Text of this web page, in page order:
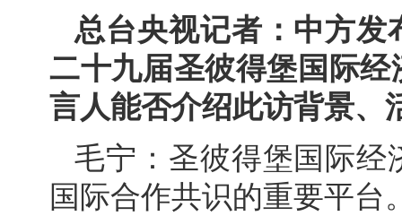
总台央视记者：中方发
二十九届圣彼得堡国际
言人能否介绍此访背景、
毛宁：圣彼得堡国际经
国际合作共识的重要平